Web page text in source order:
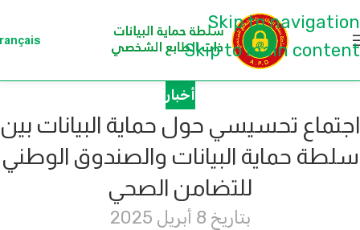
Skip to navigation
Skip to main content
أخبار
اجتماع تحسيسي حول حماية البيانات بين
سلطة حماية البيانات والصندوق الوطني
للتضامن الصحي
بتاريخ 8 أبريل 2025